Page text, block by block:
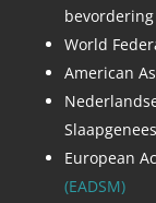
World
American
European
(EADSM)